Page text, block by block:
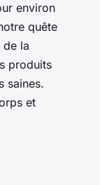
environ
quête
de la
produits
saines.
et